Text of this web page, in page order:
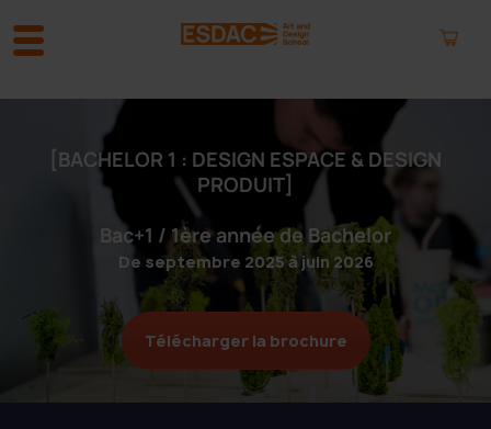
[BACHELOR 1 : DESIGN ESPACE & DESIGN
PRODUIT]
Bac+1 / 1ère année de Bachelor
De septembre 2025 à juin 2026
Télécharger la brochure